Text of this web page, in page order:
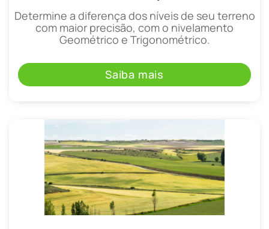
Determine a diferença dos níveis de seu terreno
com maior precisão, com o nivelamento
Geométrico e Trigonométrico.
Saiba mais